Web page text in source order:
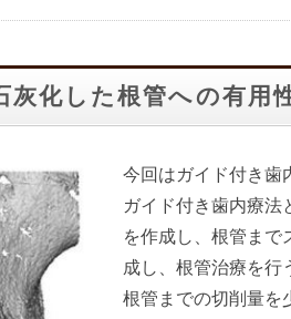
化した根管への有用
今回はガイド付き歯
ガイド付き歯内療法
を作成し、根管まで
成し、根管治療を行
根管までの切削量を